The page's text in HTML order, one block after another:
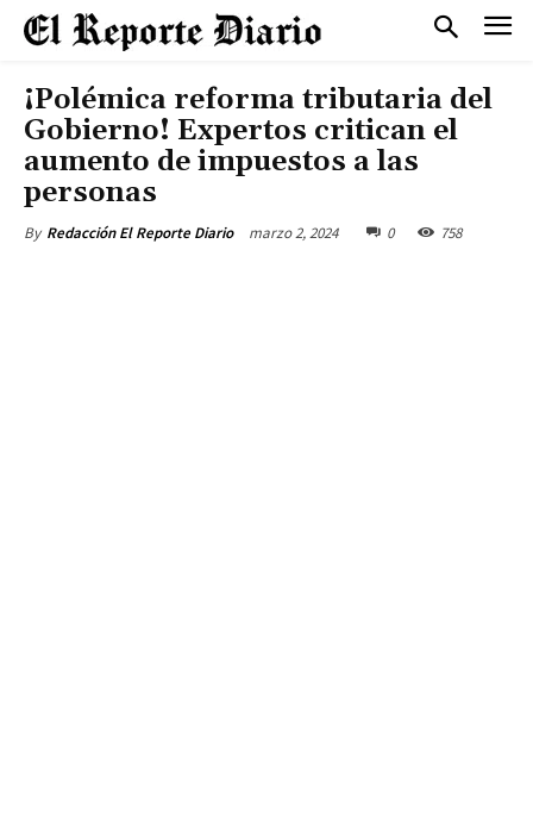
¡Polémica reforma tributaria del
Gobierno! Expertos critican el
aumento de impuestos a las
personas
By Redacción El Reporte Diario marzo 2, 2024 0 758